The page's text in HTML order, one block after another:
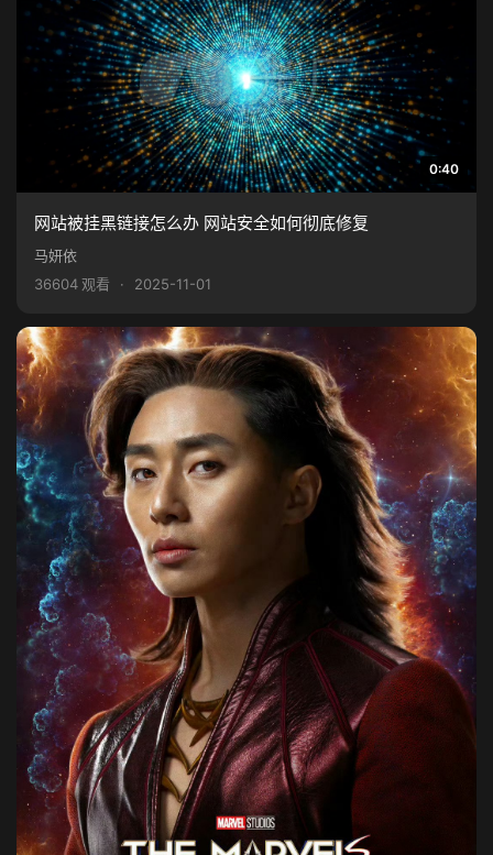
0:40
网站被挂黑链接怎么办 网站安全如何彻底修复
马妍依
36604 观看
· 2025-11-01